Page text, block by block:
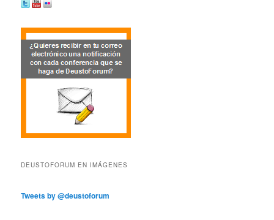
DEUSTOFORUM EN IMÁGENES
Tweets by @deustoforum